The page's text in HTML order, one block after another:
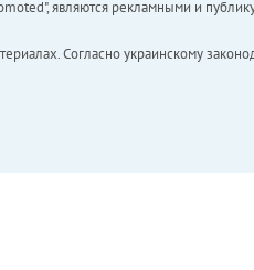
являются рекламными и
Согласно украинскому